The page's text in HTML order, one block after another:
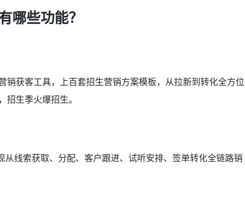
哪些功能？
获客工具，上百套招生营销方案模板，从拉新到转化全方位
生季火爆招生。
线索获取、分配、客户跟进、试听安排、签单转化全链路销